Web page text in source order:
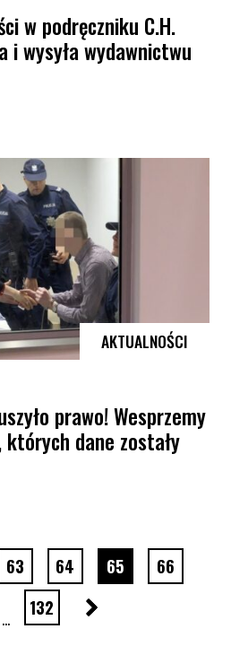
w podręczniku C.H.
i wysyła wydawnictwu
AKTUALNOŚCI
prawo! Wesprzemy
dane zostały
strona numer
63 strona numer
64 strona numer
65 strona
66
numer
…
strona numer
132 Następna strona